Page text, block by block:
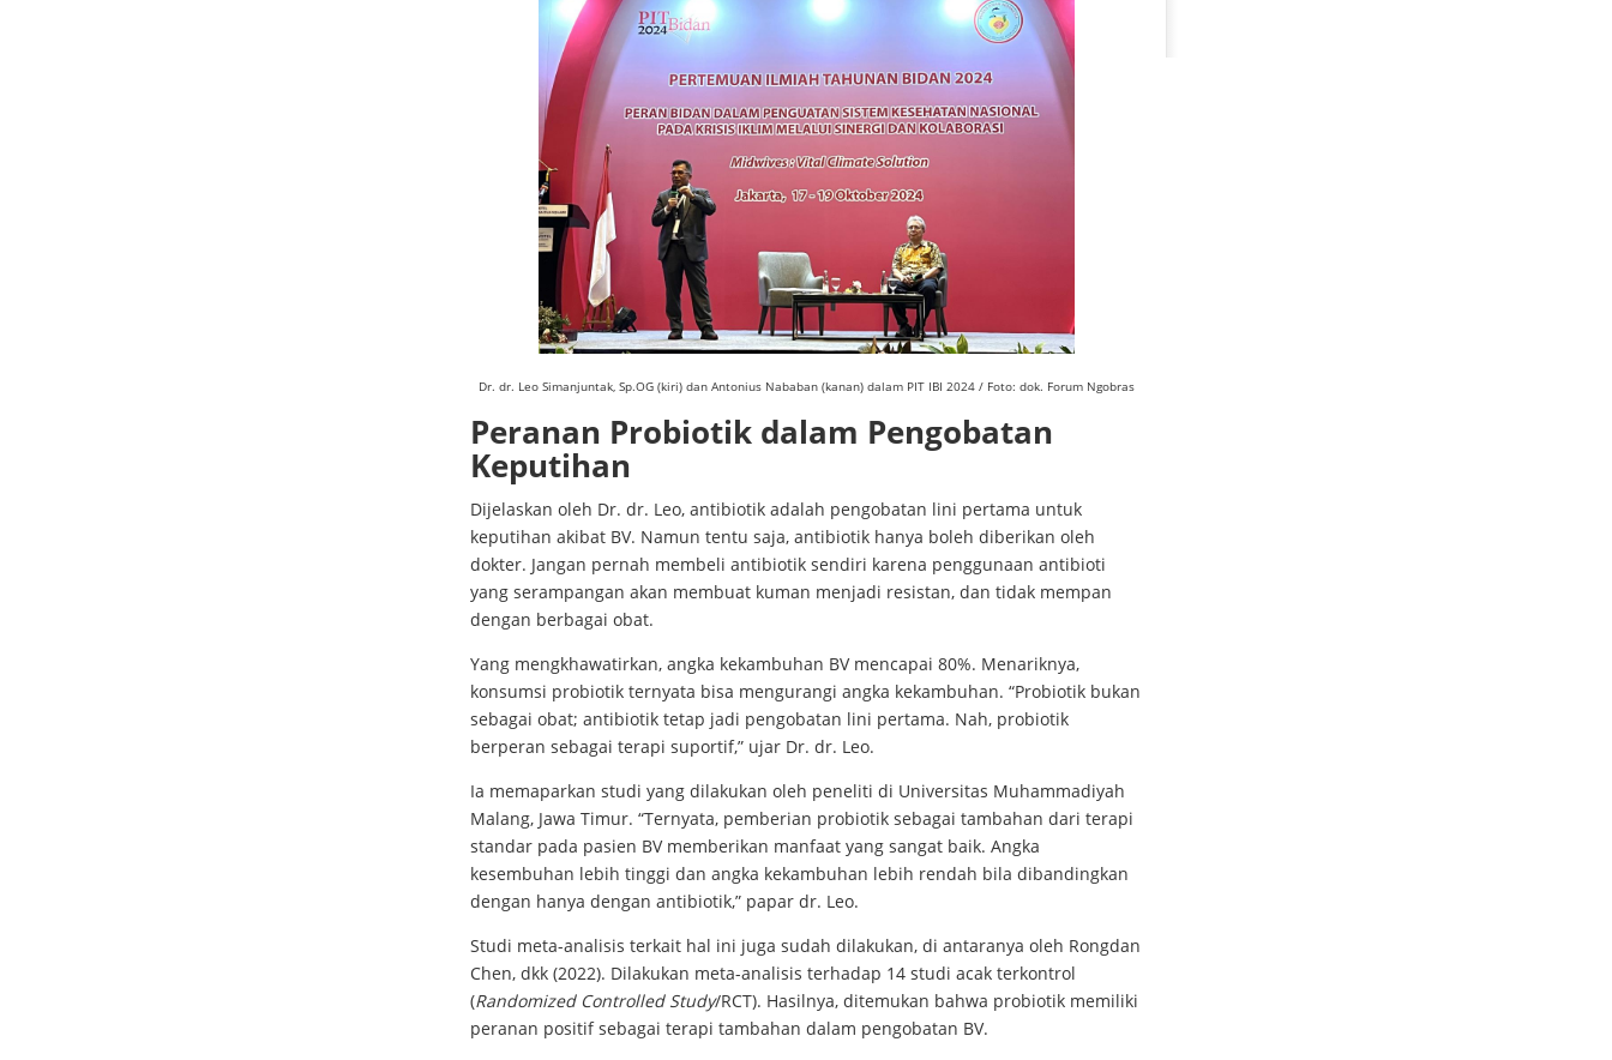
Dr. dr. Leo Simanjuntak, Sp.OG (kiri) dan Antonius Nababan (kanan) dalam PIT IBI 2024 / Foto: dok. Forum Ngobras
Peranan Probiotik dalam Pengobatan
Keputihan
Dijelaskan oleh Dr. dr. Leo, antibiotik adalah pengobatan lini pertama untuk
keputihan akibat BV. Namun tentu saja, antibiotik hanya boleh diberikan oleh
dokter. Jangan pernah membeli antibiotik sendiri karena penggunaan antibioti
yang serampangan akan membuat kuman menjadi resistan, dan tidak mempan
dengan berbagai obat.
Yang mengkhawatirkan, angka kekambuhan BV mencapai 80%. Menariknya,
konsumsi probiotik ternyata bisa mengurangi angka kekambuhan. “Probiotik bukan
sebagai obat; antibiotik tetap jadi pengobatan lini pertama. Nah, probiotik
berperan sebagai terapi suportif,” ujar Dr. dr. Leo.
Ia memaparkan studi yang dilakukan oleh peneliti di Universitas Muhammadiyah
Malang, Jawa Timur. “Ternyata, pemberian probiotik sebagai tambahan dari terapi
standar pada pasien BV memberikan manfaat yang sangat baik. Angka
kesembuhan lebih tinggi dan angka kekambuhan lebih rendah bila dibandingkan
dengan hanya dengan antibiotik,” papar dr. Leo.
Studi meta-analisis terkait hal ini juga sudah dilakukan, di antaranya oleh Rongdan
Chen, dkk (2022). Dilakukan meta-analisis terhadap 14 studi acak terkontrol
(Randomized Controlled Study/RCT). Hasilnya, ditemukan bahwa probiotik memiliki
peranan positif sebagai terapi tambahan dalam pengobatan BV.